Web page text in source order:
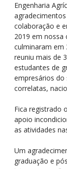
Engenharia
colaboração e
2019 em nossa
culminaram em
reuniu mais de
estudantes de
empresários do
correlatas,
Fica registrado
apoio
as atividades
Um
graduação e